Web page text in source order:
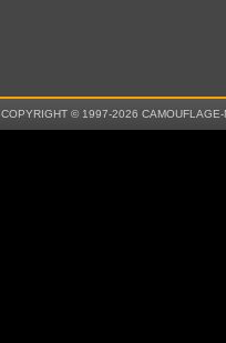
COPYRIGHT © 1997-2026 CAMOUFLAGE-